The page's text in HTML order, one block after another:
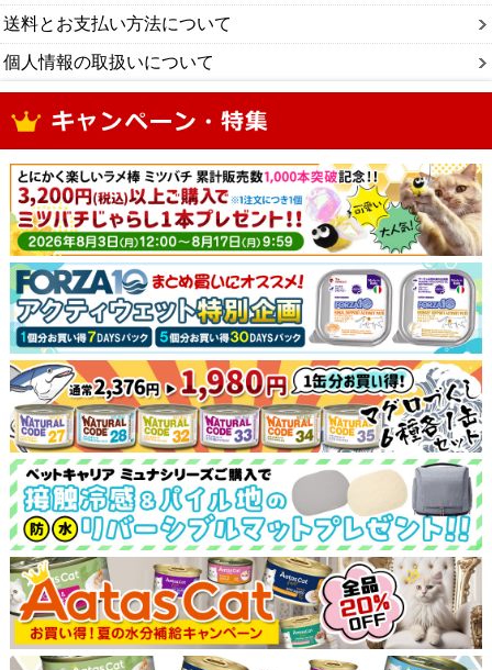
送料とお支払い方法について
個人情報の取扱いについて